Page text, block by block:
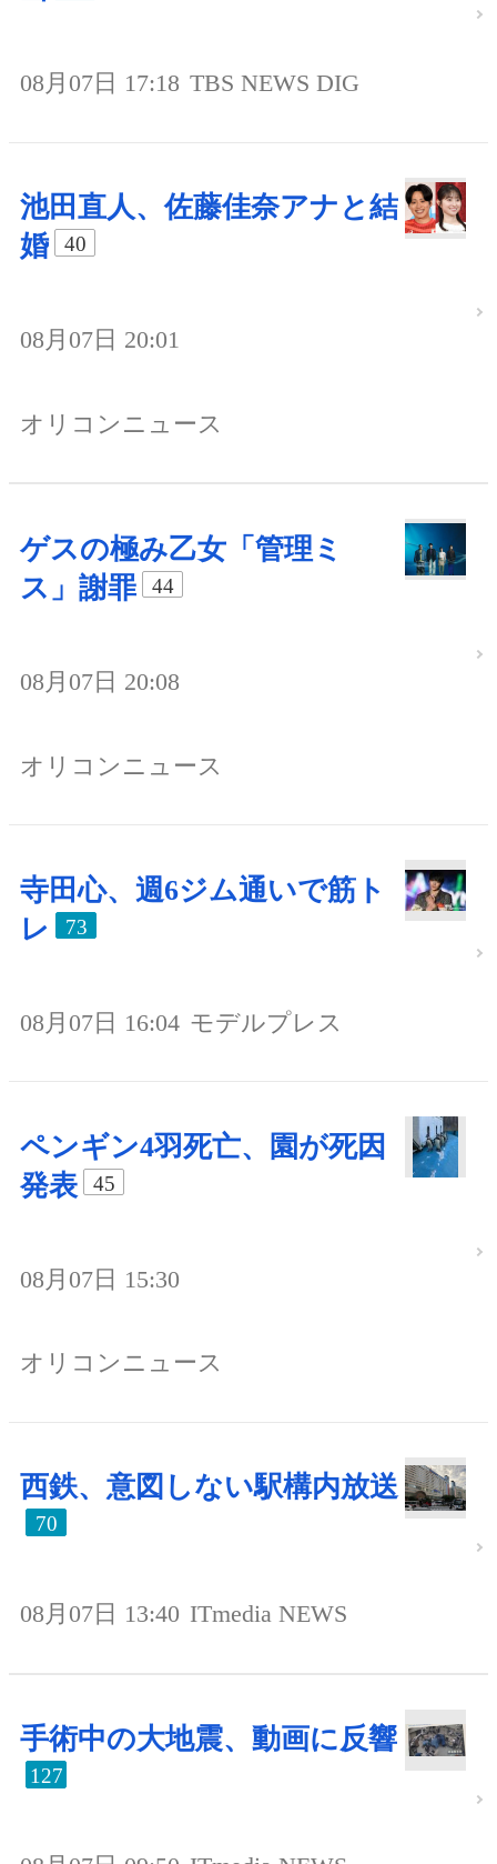
08月07日 17:18 TBS NEWS DIG
池田直人、佐藤佳奈アナと結
婚
40
08月07日 20:01
オリコンニュース
ゲスの極み乙女「管理ミ
ス」謝罪
44
08月07日 20:08
オリコンニュース
寺田心、週6ジム通いで筋ト
レ
73
08月07日 16:04 モデルプレス
ペンギン4羽死亡、園が死因
発表
45
08月07日 15:30
オリコンニュース
西鉄、意図しない駅構内放送
70
08月07日 13:40 ITmedia NEWS
手術中の大地震、動画に反響
127